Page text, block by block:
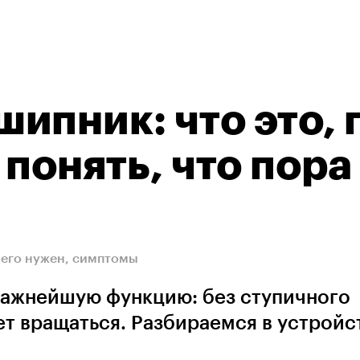
что это,
что пора
нужен, симптомы
функцию: без ступичного
вращаться. Разбираемся в